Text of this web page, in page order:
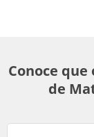
Conoce
de